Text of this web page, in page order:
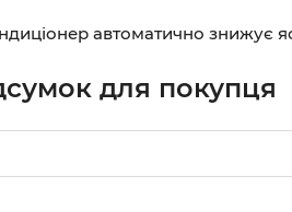
автоматично знижує
для покупця